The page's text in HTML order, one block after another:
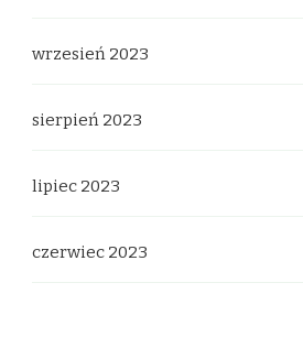
wrzesień 2023
sierpień 2023
lipiec 2023
czerwiec 2023